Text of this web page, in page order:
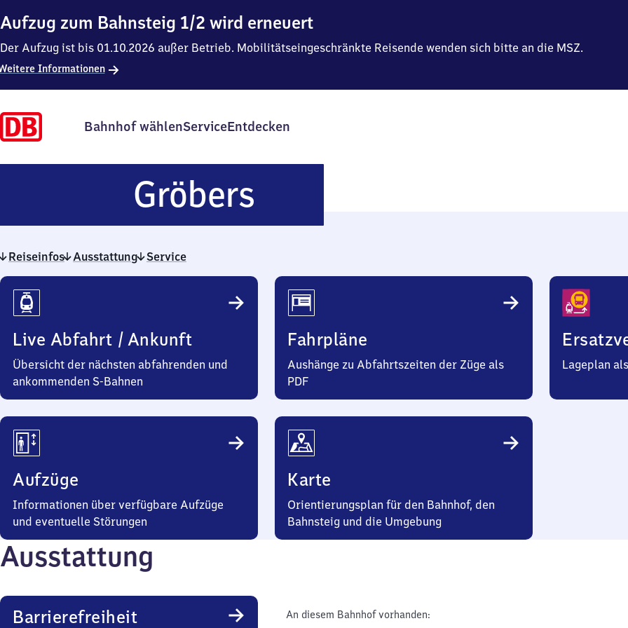
Aufzug zum Bahnsteig 1/2 wird erneuert
Der Aufzug ist bis 01.10.2026 außer Betrieb. Mobilitätseingeschränkte Reisende wenden sich bitte an die MSZ.
Informationen
Bahnhof wählenServiceEntdecken
Gröbers
Reiseinfos Ausstattung Service
Reiseinfos
Live Abfahrt / Ankunft
Übersicht der nächsten abfahrenden und
ankommenden S-Bahnen
Fahrpläne
Aushänge zu Abfahrtszeiten der Züge als
PDF
Lageplan
Aufzüge
Informationen über verfügbare Aufzüge
und eventuelle Störungen
Karte
Orientierungsplan für den Bahnhof, den
Bahnsteig und die Umgebung
Ausstattung
Barrierefreiheit
An diesem Bahnhof vorhanden: